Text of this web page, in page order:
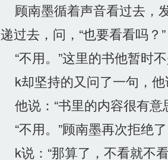
顾南墨循着声音看过去，
递过去，问，“也要看看吗？”
“不用。”这里的书他暂时不
k却坚持的又问了一句，他
他说：“书里的内容很有意
“不用。”顾南墨再次拒绝
k说：“那算了，不看就不